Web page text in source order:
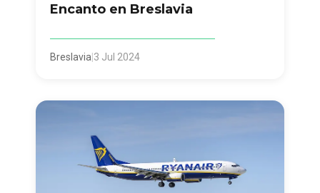
Encanto en Breslavia
Breslavia 3 Jul 2024